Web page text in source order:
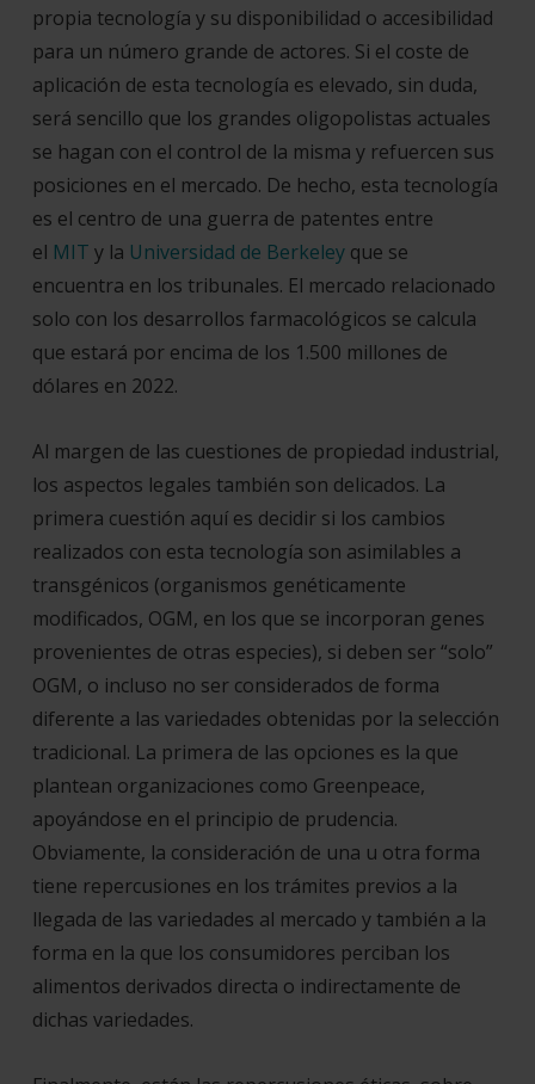
propia tecnología y su disponibilidad o accesibilidad
para un número grande de actores. Si el coste de
aplicación de esta tecnología es elevado, sin duda,
será sencillo que los grandes oligopolistas actuales
se hagan con el control de la misma y refuercen sus
posiciones en el mercado. De hecho, esta tecnología
es el centro de una guerra de patentes entre
el MIT y la Universidad de Berkeleyque se
encuentra en los tribunales. El mercado relacionado
solo con los desarrollos farmacológicos se calcula
que estará por encima de los 1.500 millones de
dólares en 2022.
Al margen de las cuestiones de propiedad industrial,
los aspectos legales también son delicados. La
primera cuestión aquí es decidir si los cambios
realizados con esta tecnología son asimilables a
transgénicos (organismos genéticamente
modificados, OGM, en los que se incorporan genes
provenientes de otras especies), si deben ser “solo”
OGM, o incluso no ser considerados de forma
diferente a las variedades obtenidas por la selección
tradicional. La primera de las opciones es la que
plantean organizaciones como Greenpeace,
apoyándose en el principio de prudencia.
Obviamente, la consideración de una u otra forma
tiene repercusiones en los trámites previos a la
llegada de las variedades al mercado y también a la
forma en la que los consumidores perciban los
alimentos derivados directa o indirectamente de
dichas variedades.